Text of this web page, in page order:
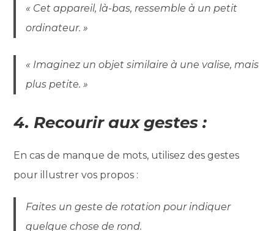
« Cet appareil, là-bas, ressemble à un petit
ordinateur. »
« Imaginez un objet similaire à une valise, mais
plus petite. »
4. Recourir aux gestes :
En cas de manque de mots, utilisez des gestes
pour illustrer vos propos :
Faites un geste de rotation pour indiquer
quelque chose de rond.